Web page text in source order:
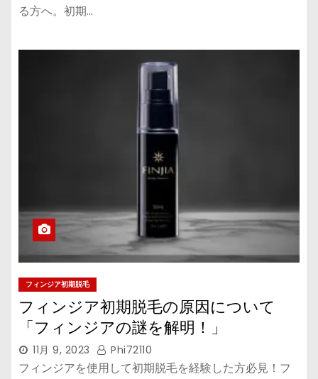
る方へ。初期…
フィンジア初期脱毛
フィンジア初期脱毛の原因について
「フィンジアの謎を解明！」
11月 9, 2023 Phi72110
フィンジアを使用して初期脱毛を経験した方必見！フ